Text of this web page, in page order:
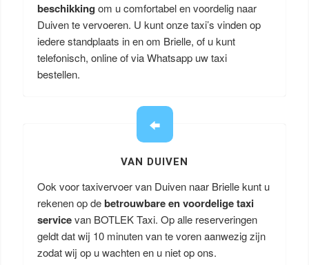
beschikking om u comfortabel en voordelig naar
Duiven te vervoeren. U kunt onze taxi’s vinden op
iedere standplaats in en om Brielle, of u kunt
telefonisch, online of via Whatsapp uw taxi
bestellen.
VAN DUIVEN
Ook voor taxivervoer van Duiven naar Brielle kunt u
rekenen op debetrouwbare en voordelige taxi
servicevan BOTLEK Taxi. Op alle reserveringen
geldt dat wij 10 minuten van te voren aanwezig zijn
zodat wij op u wachten en u niet op ons.